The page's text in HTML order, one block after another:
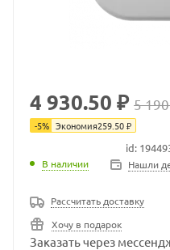
4 930.50 ₽ 5
-5% Экономия259.50₽
id:
В наличии Нашли
Рассчитать доставку
Хочу в подарок
Заказать через